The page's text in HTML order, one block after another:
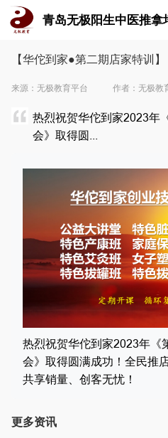
青岛无极阳生中医推拿
【华佗到家●第二期店家特训】
来源：无极教育平台 作者：无极教
热烈祝贺华佗到家2023年
会》取得圆...
热烈祝贺华佗到家2023年《
会》取得圆满成功！全民推
共享销量、创客无忧！
更多资讯